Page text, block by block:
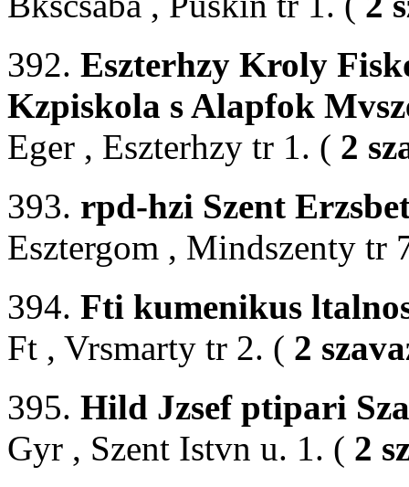
392. Eszterhzy Kroly
Kzpiskola s Alapfok
Eger , Eszterhzy tr 1. ( 2
393. rpd-hzi Szent
Esztergom , Mindszenty tr
394. Fti kumenikus
Ft , Vrsmarty tr 2. ( 2
395. Hild Jzsef ptipari
Gyr , Szent Istvn u. 1. ( 2